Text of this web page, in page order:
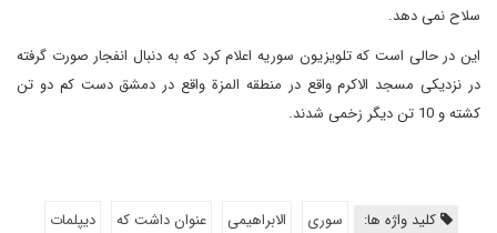
سلاح نمی دهد.
این در حالی است که تلویزیون سوریه اعلام کرد که به دنبال انفجار صورت گرفته
در نزدیکی مسجد الاکرم واقع در منطقه المزة واقع در دمشق دست کم دو تن
کشته و 10 تن دیگر زخمی شدند.
کلید واژه ها: سوری الابراهیمی عنوان داشت که
دیپلمات